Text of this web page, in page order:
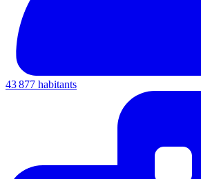
43 877 habitants